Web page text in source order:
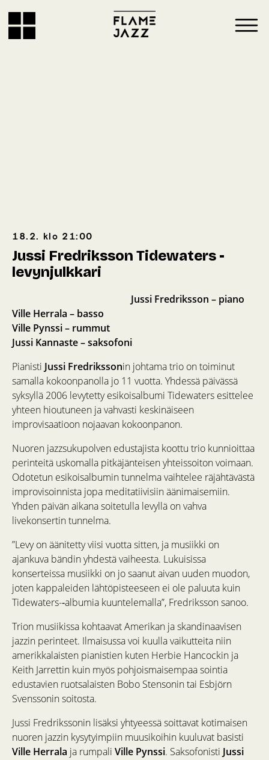
18.2. klo 21:00
Jussi Fredriksson Tidewaters -
levynjulkkari
Jussi Fredriksson – piano
Ville Herrala – basso
Ville Pynssi – rummut
Jussi Kannaste – saksofoni
Pianisti Jussi Fredrikssonin johtama trio on toiminut
samalla kokoonpanolla jo 11 vuotta. Yhdessä päivässä
syksyllä 2006 levytetty esikoisalbumi Tidewaters esittelee
yhteen hioutuneen ja vahvasti keskinäiseen
improvisaatioon nojaavan kokoonpanon.
Nuoren jazzsukupolven edustajista koottu trio kunnioittaa
perinteitä uskomalla pitkäjänteisen yhteissoiton voimaan.
Odotetun esikoisalbumin tunnelma vaihtelee räjähtävästä
improvisoinnista jopa meditatiivisiin äänimaisemiin.
Yhden päivän aikana soitetulla levyllä on vahva
livekonsertin tunnelma.
”Levy on äänitetty viisi vuotta sitten, ja musiikki on
ajankuva bändin yhdestä vaiheesta. Lukuisissa
konserteissa musiikki on jo saanut aivan uuden muodon,
joten kappaleiden lähtöpisteeseen ei ole paluuta kuin
Tidewaters-­‐albumia kuuntelemalla”, Fredriksson sanoo.
Trion musiikissa kohtaavat Amerikan ja skandinaavisen
jazzin perinteet. Ilmaisussa voi kuulla vaikutteita niin
amerikkalaisten pianistien kuten Herbie Hancockin ja
Keith Jarrettin kuin myös pohjoismaisempaa sointia
edustavien ruotsalaisten Bobo Stensonin tai Esbjörn
Svenssonin soitosta.
Jussi Fredrikssonin lisäksi yhtyeessä soittavat kotimaisen
nuoren jazzin kysytyimpiin muusikoihin kuuluvat basisti
Ville Herrala ja rumpali Ville Pynssi. Saksofonisti Jussi